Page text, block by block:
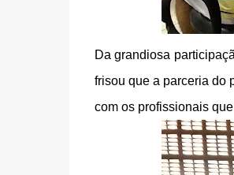
Da grandiosa
frisou que a parceria do
com os profissionais